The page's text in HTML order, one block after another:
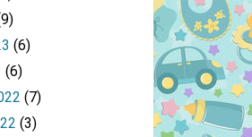
(6)
(6)
(7)
(3)